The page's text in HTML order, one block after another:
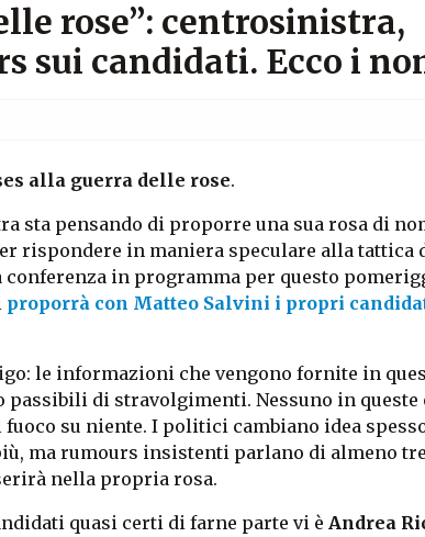
rose”: centrosinistra,
sui candidati. Ecco i
alla guerra delle rose.
sta pensando di proporre una sua rosa di
rispondere in maniera speculare alla tattica
conferenza in programma per questo
proporrà con Matteo Salvini i propri
le informazioni che vengono fornite in
di stravolgimenti. Nessuno in queste
su niente. I politici cambiano idea
ma rumours insistenti parlano di almeno
nella propria rosa.
quasi certi di farne parte vi è Andrea